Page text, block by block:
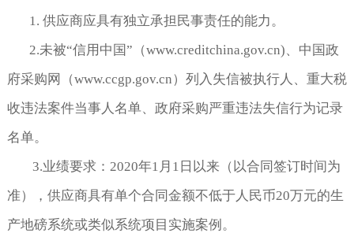
1. 供应商应具有独立承担民事责任的能力。
2.未被“信用中国”（www.creditchina.gov.cn)、中国政
府采购网（www.ccgp.gov.cn）列入失信被执行人、重大税
收违法案件当事人名单、政府采购严重违法失信行为记录
名单。
3.业绩要求： 2020年1月1日以来（以合同签订时间为
准），供应商具有单个合同金额不低于人民币20万元的生
产地磅系统或类似系统项目实施案例。